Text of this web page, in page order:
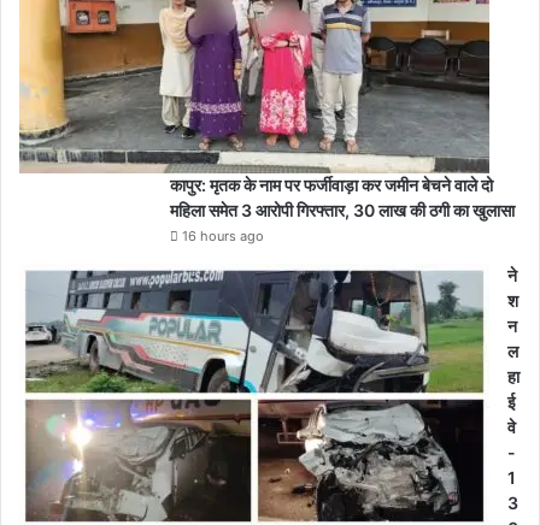
कापुर: मृतक के नाम पर फर्जीवाड़ा कर जमीन बेचने वाले दो
महिला समेत 3 आरोपी गिरफ्तार, 30 लाख की ठगी का खुलासा
16 hours ago
ने
श
न
ल
हा
ई
वे
-
1
3